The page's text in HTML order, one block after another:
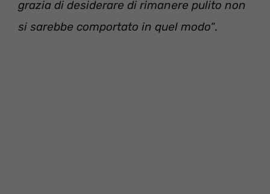
grazia di desiderare di rimanere pulito non
si sarebbe comportato in quel modo“.